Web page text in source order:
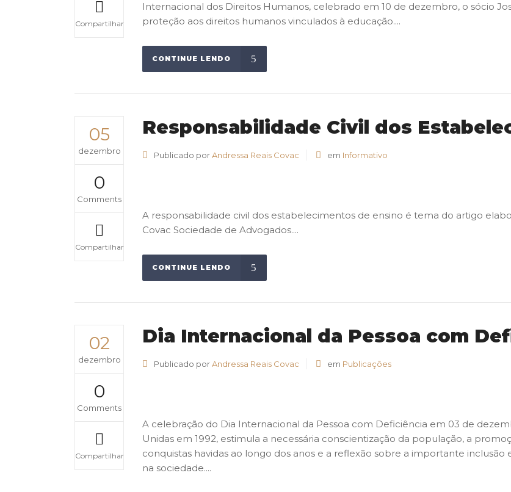
Compartilhar
Internacional dos Direitos Humanos, celebrado em 10 de dezembro, o sócio
proteção aos direitos humanos vinculados à educação....
CONTINUE LENDO
05
dezembro
0
Comments
Compartilhar
Responsabilidade Civil dos
Publicado porAndressa Reais Covac em Informativo
A responsabilidade civil dos estabelecimentos de ensino é tema do artigo
Covac Sociedade de Advogados....
CONTINUE LENDO
02
dezembro
0
Comments
Compartilhar
Dia Internacional da Pessoa com
Publicado porAndressa Reais Covac em Publicações
A celebração do Dia Internacional da Pessoa com Deficiência em 03 de
Unidas em 1992, estimula a necessária conscientização da população, a
conquistas havidas ao longo dos anos e a reflexão sobre a importante
na sociedade....